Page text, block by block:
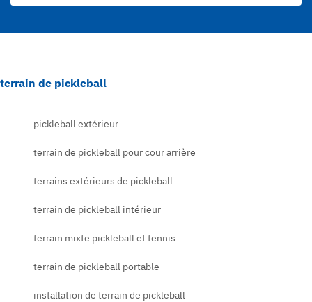
terrain de pickleball
pickleball extérieur
terrain de pickleball pour cour arrière
terrains extérieurs de pickleball
terrain de pickleball intérieur
terrain mixte pickleball et tennis
terrain de pickleball portable
installation de terrain de pickleball